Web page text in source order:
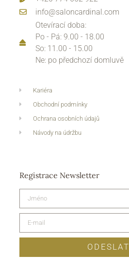
info@saloncardinal.com
Otevírací doba:
Po - Pá: 9.00 - 18.00
So: 11.00 - 15.00
Ne: po předchozí domluvě
Kariéra
Obchodní podmínky
Ochrana osobních údajů
Návody na údržbu
Registrace Newsletter
ODESLAT